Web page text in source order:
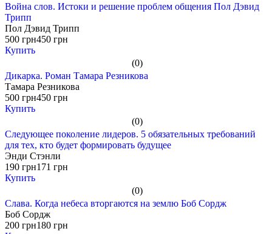
Война слов. Истоки и решение проблем общения Пол Дэвид
Трипп
Пол Дэвид Трипп
500 грн450 грн
Купить
(0)
Дикарка. Роман Тамара Резникова
Тамара Резникова
500 грн450 грн
Купить
(0)
Следующее поколение лидеров. 5 обязательных требований
для тех, кто будет формировать будущее
Энди Стэнли
190 грн171 грн
Купить
(0)
Слава. Когда небеса вторгаются на землю Боб Сордж
Боб Сордж
200 грн180 грн